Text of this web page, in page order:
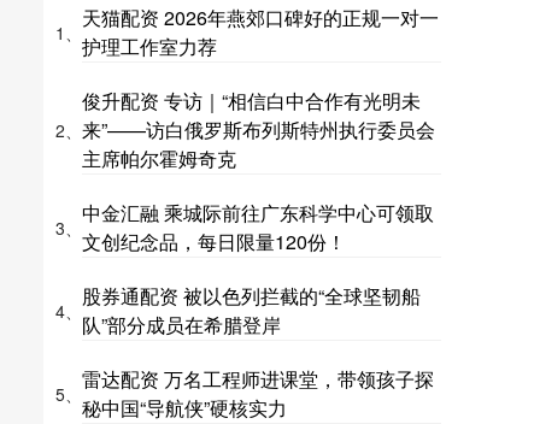
1、
天猫配资 2026年燕郊口碑好的正规一对一
护理工作室力荐
2、
俊升配资 专访｜“相信白中合作有光明未
来”——访白俄罗斯布列斯特州执行委员会
主席帕尔霍姆奇克
3、
中金汇融 乘城际前往广东科学中心可领取
文创纪念品，每日限量120份！
4、
股券通配资 被以色列拦截的“全球坚韧船
队”部分成员在希腊登岸
5、
雷达配资 万名工程师进课堂，带领孩子探
秘中国“导航侠”硬核实力